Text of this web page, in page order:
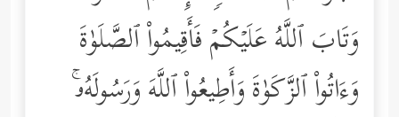
وَتَابَ ٱللَّهُ عَلَیۡكُمۡ فَأَقِیمُواْ ٱلصَّلَوٰةَ
وَءَاتُواْ ٱلزَّكَوٰةَ وَأَطِیعُواْ ٱللَّهَ وَرَسُولَهُۥۚ